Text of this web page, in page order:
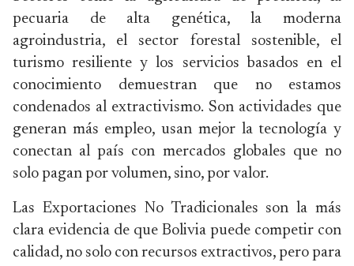
pecuaria de alta genética, la moderna
agroindustria, el sector forestal sostenible, el
turismo resiliente y los servicios basados en el
conocimiento demuestran que no estamos
condenados al extractivismo. Son actividades que
generan más empleo, usan mejor la tecnología y
conectan al país con mercados globales que no
solo pagan por volumen, sino, por valor.
Las Exportaciones No Tradicionales son la más
clara evidencia de que Bolivia puede competir con
calidad, no solo con recursos extractivos, pero para